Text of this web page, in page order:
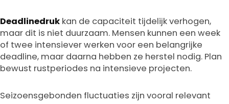
Deadlinedruk kan de capaciteit tijdelijk verhogen,
maar dit is niet duurzaam. Mensen kunnen een week
of twee intensiever werken voor een belangrijke
deadline, maar daarna hebben ze herstel nodig. Plan
bewust rustperiodes na intensieve projecten.
Seizoensgebonden fluctuaties zijn vooral relevant